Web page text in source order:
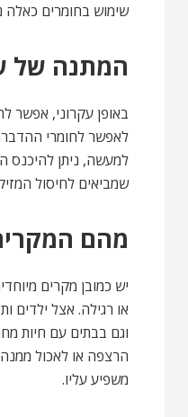
שימוש בחומרים כאלה
המתנה של
באופן עקרוני, אפשר
לאפשר לחומרי
למעשה, ניתן להיכנס
שמביאים לחיסול
מהם
יש כמובן מקרים
וגם בבתים עם חיות
הרצפה או לאכול
משפיע עליו.